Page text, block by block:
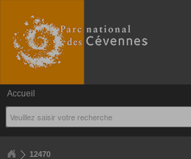
Accueil
12470